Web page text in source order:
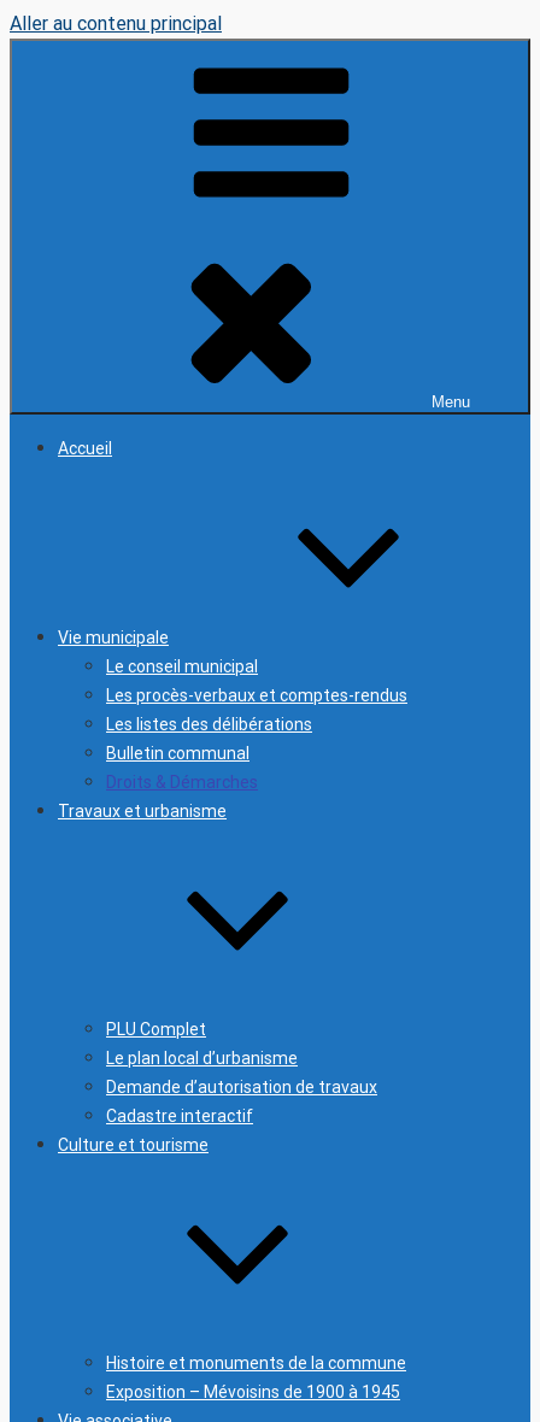
Aller au contenu principal
Menu
Accueil
Vie municipale
Le conseil municipal
Les procès-verbaux et comptes-rendus
Les listes des délibérations
Bulletin communal
Droits & Démarches
Travaux et urbanisme
PLU Complet
Le plan local d’urbanisme
Demande d’autorisation de travaux
Cadastre interactif
Culture et tourisme
Histoire et monuments de la commune
Exposition – Mévoisins de 1900 à 1945